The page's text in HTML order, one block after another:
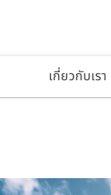
เกี่ยวกับเรา